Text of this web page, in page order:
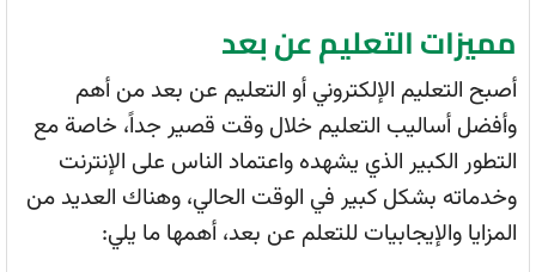
مميزات التعليم عن بعد
أصبح التعليم الإلكتروني أو التعليم عن بعد من أهم
وأفضل أساليب التعليم خلال وقت قصير جداً، خاصة مع
التطور الكبير الذي يشهده واعتماد الناس على الإنترنت
وخدماته بشكل كبير في الوقت الحالي، وهناك العديد من
المزايا والإيجابيات للتعلم عن بعد، أهمها ما يلي: